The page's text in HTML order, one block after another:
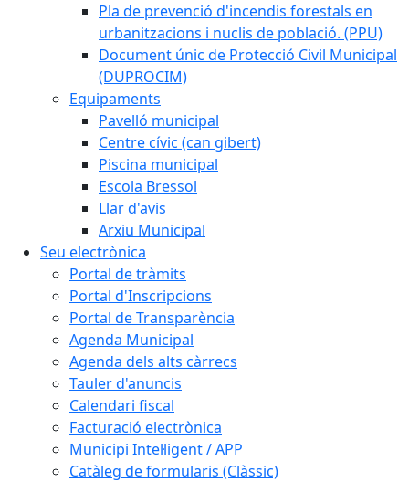
Pla de prevenció d'incendis forestals en
urbanitzacions i nuclis de població. (PPU)
Document únic de Protecció Civil Municipal
(DUPROCIM)
Equipaments
Pavelló municipal
Centre cívic (can gibert)
Piscina municipal
Escola Bressol
Llar d'avis
Arxiu Municipal
Seu electrònica
Portal de tràmits
Portal d'Inscripcions
Portal de Transparència
Agenda Municipal
Agenda dels alts càrrecs
Tauler d'anuncis
Calendari fiscal
Facturació electrònica
Municipi Intel·ligent / APP
Catàleg de formularis (Clàssic)